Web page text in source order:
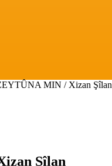
MIN / Xizan Şîlan
Şîlan